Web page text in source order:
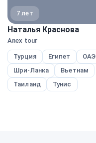
7 лет
Наталья Краснова
Anex tour
Турция Египет
ОАЭ
Шри-Ланка
Вьетнам
Таиланд
Тунис